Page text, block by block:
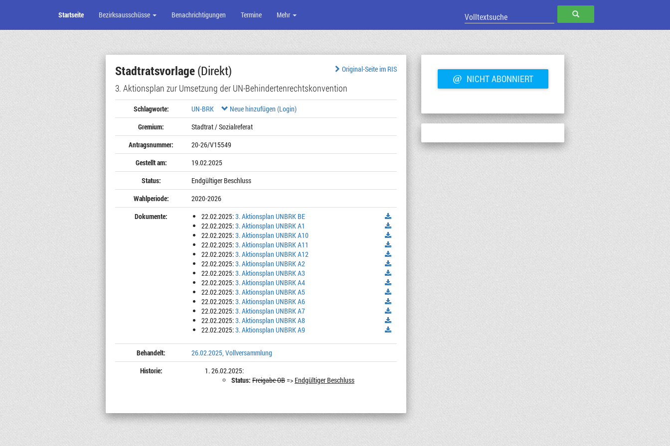
Zum
Seiteninhalt
SUCHEN
Startseite Bezirksausschüsse Benachrichtigungen Termine Mehr
Original-Seite im RIS
Stadtratsvorlage(Direkt)
3. Aktionsplan zur Umsetzung der UN-Behindertenrechtskonvention
Schlagworte: UN-BRK
Neue hinzufügen (Login)
Gremium:
Stadtrat / Sozialreferat
Antragsnummer:
20-26/V15549
Gestellt am:
19.02.2025
Status:
Endgültiger Beschluss
Wahlperiode:
2020-2026
Dokumente:
22.02.2025:3. Aktionsplan UNBRK BE
22.02.2025:3. Aktionsplan UNBRK A1
22.02.2025:3. Aktionsplan UNBRK A10
22.02.2025:3. Aktionsplan UNBRK A11
22.02.2025:3. Aktionsplan UNBRK A12
22.02.2025:3. Aktionsplan UNBRK A2
22.02.2025:3. Aktionsplan UNBRK A3
22.02.2025:3. Aktionsplan UNBRK A4
22.02.2025:3. Aktionsplan UNBRK A5
22.02.2025:3. Aktionsplan UNBRK A6
22.02.2025:3. Aktionsplan UNBRK A7
22.02.2025:3. Aktionsplan UNBRK A8
22.02.2025:3. Aktionsplan UNBRK A9
Behandelt:
26.02.2025, Vollversammlung
Historie:
26.02.2025:
Status: Freigabe OB=> Endgültiger Beschluss
@ NICHT ABONNIERT